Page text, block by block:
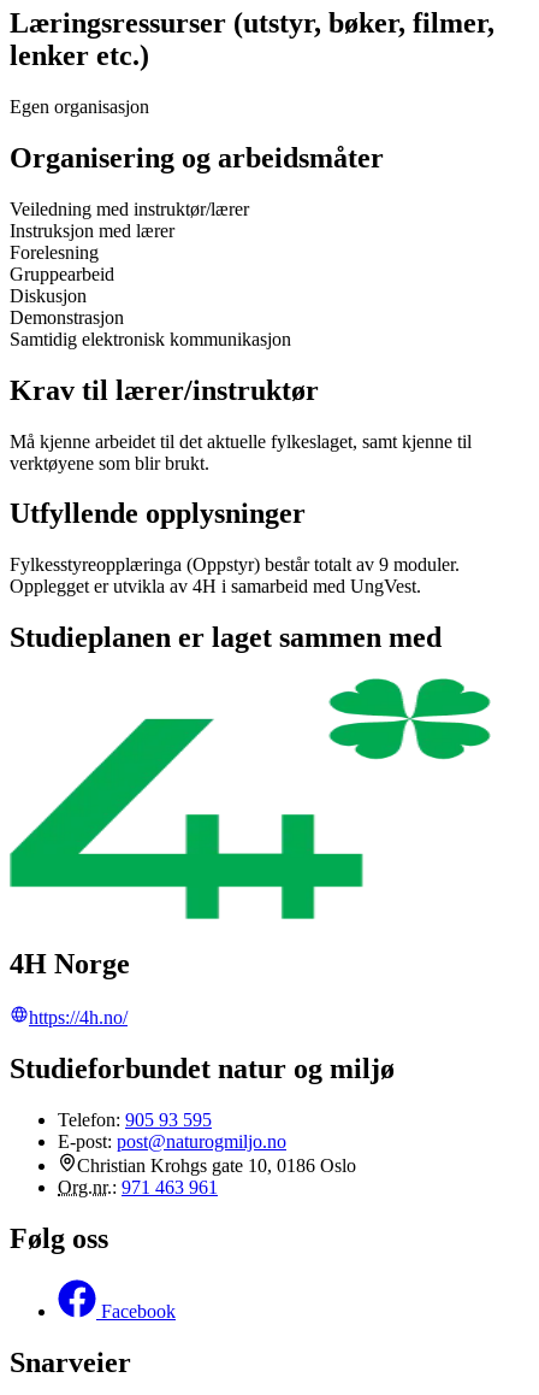
Læringsressurser (utstyr, bøker, filmer,
lenker etc.)
Egen organisasjon
Organisering og arbeidsmåter
Veiledning med instruktør/lærer
Instruksjon med lærer
Forelesning
Gruppearbeid
Diskusjon
Demonstrasjon
Samtidig elektronisk kommunikasjon
Krav til lærer/instruktør
Må kjenne arbeidet til det aktuelle fylkeslaget, samt kjenne til
verktøyene som blir brukt.
Utfyllende opplysninger
Fylkesstyreopplæringa (Oppstyr) består totalt av 9 moduler.
Opplegget er utvikla av 4H i samarbeid med UngVest.
Studieplanen er laget sammen med
4H Norge
https://4h.no/
Studieforbundet natur og miljø
Telefon: 905 93 595
E-post: post@naturogmiljo.no
Christian Krohgs gate 10, 0186 Oslo
Org.nr.: 971 463 961
Følg oss
Facebook
Snarveier